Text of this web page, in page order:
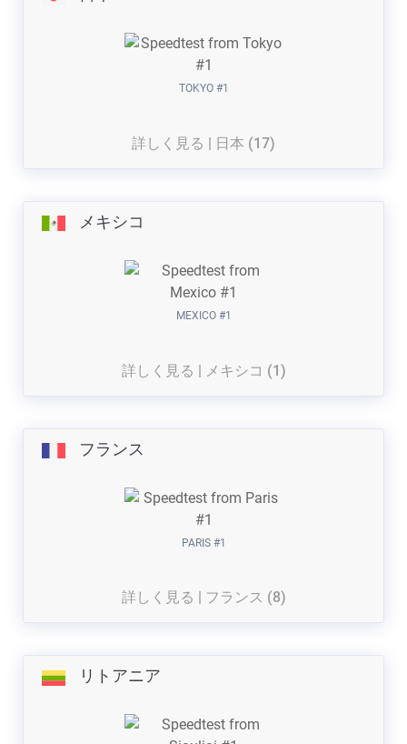
TOKYO #1
詳しく見る | 日本 (17)
メキシコ
MEXICO #1
詳しく見る | メキシコ (1)
フランス
PARIS #1
詳しく見る | フランス (8)
リトアニア